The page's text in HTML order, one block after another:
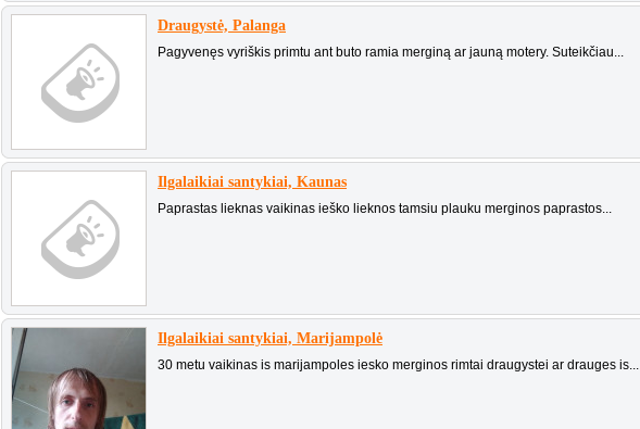
Draugystė, Palanga
Pagyvenęs vyriškis primtu ant buto ramia merginą ar jauną motery. Suteikčiau...
Ilgalaikiai santykiai, Kaunas
Paprastas lieknas vaikinas ieško lieknos tamsiu plauku merginos paprastos...
Ilgalaikiai santykiai, Marijampolė
30 metu vaikinas is marijampoles iesko merginos rimtai draugystei ar drauges is...